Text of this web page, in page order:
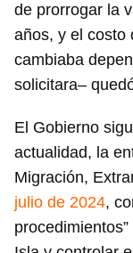
de prorrogar la
años, y el costo
cambiaba
solicitara–
El Gobierno
actualidad, la
Migración,
julio de 2024,